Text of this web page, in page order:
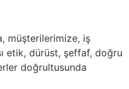
müşterilerimize, iş
etik, dürüst, şeffaf, doğru
doğrultusunda